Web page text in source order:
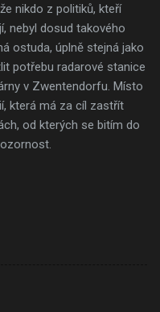
nikdo z politiků, kteří
nebyl dosud takového
ostuda, úplně stejná jako
potřebu radarové stanice
v Zwentendorfu. Místo
která má za cíl zastřít
od kterých se bitím do